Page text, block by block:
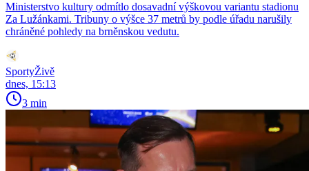
Ministerstvo kultury odmítlo dosavadní výškovou variantu stadionu
Za Lužánkami. Tribuny o výšce 37 metrů by podle úřadu narušily
chráněné pohledy na brněnskou vedutu.
SportyŽivě
dnes, 15:13
3 min